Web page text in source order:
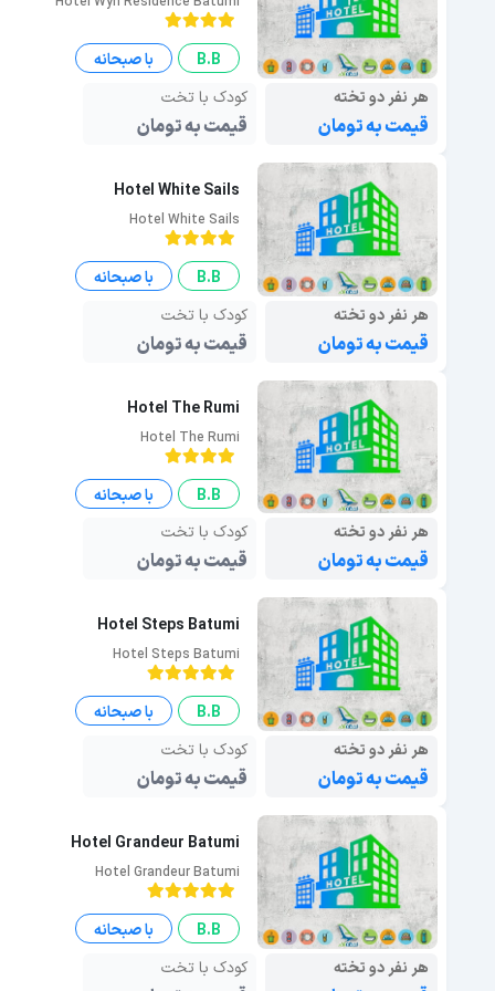
B.B
با صبحانه
هر نفر دو تخته
قیمت به تومان
کودک با تخت
قیمت به تومان
Hotel White Sails
Hotel White Sails
B.B
با صبحانه
هر نفر دو تخته
قیمت به تومان
کودک با تخت
قیمت به تومان
Hotel The Rumi
Hotel The Rumi
B.B
با صبحانه
هر نفر دو تخته
قیمت به تومان
کودک با تخت
قیمت به تومان
Hotel Steps Batumi
Hotel Steps Batumi
B.B
با صبحانه
هر نفر دو تخته
قیمت به تومان
کودک با تخت
قیمت به تومان
Hotel Grandeur Batumi
Hotel Grandeur Batumi
B.B
با صبحانه
هر نفر دو تخته
کودک با تخت